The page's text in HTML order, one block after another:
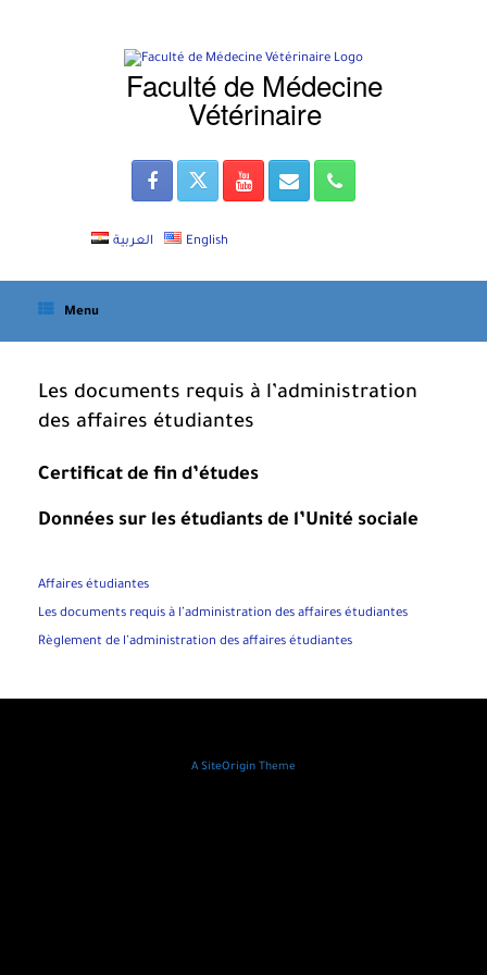
Faculté de Médecine
Vétérinaire
العربية English
Menu
Les documents requis à l’administration
des affaires étudiantes
Certificat de fin d’études
Données sur les étudiants de l’Unité sociale
Affaires étudiantes
Les documents requis à l’administration des affaires étudiantes
Règlement de l’administration des affaires étudiantes
A SiteOrigin Theme